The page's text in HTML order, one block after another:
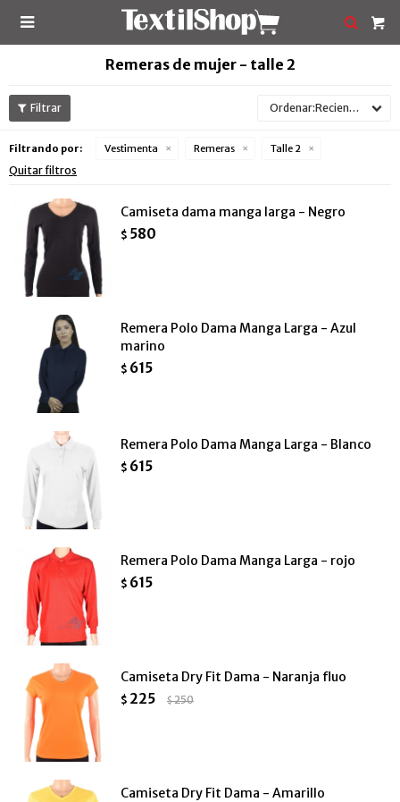

Remeras de mujer - talle 2
Recientes
Filtrando por: Vestimenta Remeras Talle 2
Quitar filtros
Camiseta dama manga larga - Negro
$ 580
Remera Polo Dama Manga Larga - Azul
marino
$ 615
Remera Polo Dama Manga Larga - Blanco
$ 615
Remera Polo Dama Manga Larga - rojo
$ 615
Camiseta Dry Fit Dama - Naranja fluo
$ 225 $250
Camiseta Dry Fit Dama - Amarillo